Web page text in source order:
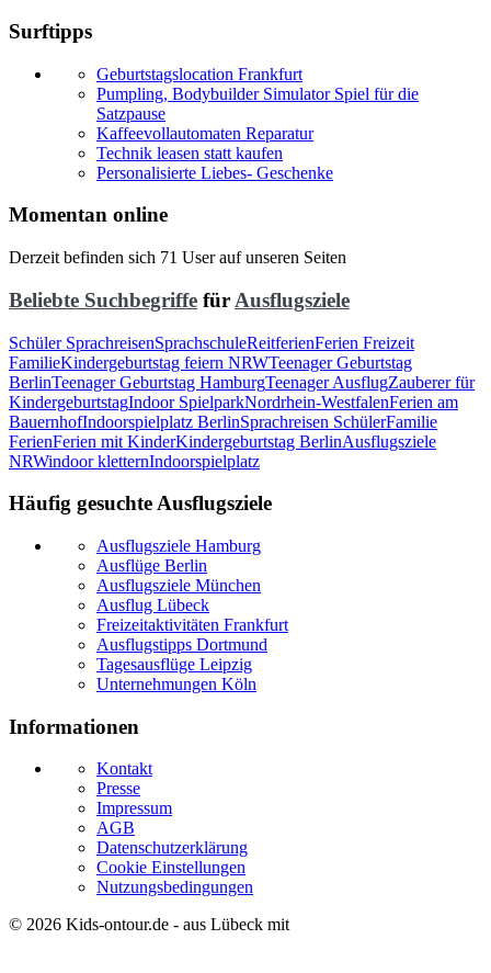
Surftipps
Geburtstagslocation Frankfurt
Pumpling, Bodybuilder Simulator Spiel für die
Satzpause
Kaffeevollautomaten Reparatur
Technik leasen statt kaufen
Personalisierte Liebes- Geschenke
Momentan online
Derzeit befinden sich 71 User auf unseren Seiten
Beliebte Suchbegriffe für Ausflugsziele
Schüler SprachreisenSprachschuleReitferienFerien Freizeit
FamilieKindergeburtstag feiern NRWTeenager Geburtstag
BerlinTeenager Geburtstag HamburgTeenager AusflugZauberer für
KindergeburtstagIndoor SpielparkNordrhein-WestfalenFerien am
BauernhofIndoorspielplatz BerlinSprachreisen SchülerFamilie
FerienFerien mit KinderKindergeburtstag BerlinAusflugsziele
NRWindoor kletternIndoorspielplatz
Häufig gesuchte Ausflugsziele
Ausflugsziele Hamburg
Ausflüge Berlin
Ausflugsziele München
Ausflug Lübeck
Freizeitaktivitäten Frankfurt
Ausflugstipps Dortmund
Tagesausflüge Leipzig
Unternehmungen Köln
Informationen
Kontakt
Presse
Impressum
AGB
Datenschutzerklärung
Cookie Einstellungen
Nutzungsbedingungen
© 2026 Kids-ontour.de - aus Lübeck mit